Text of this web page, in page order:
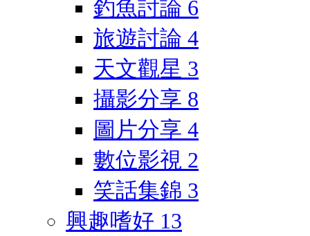
釣魚討論 6
旅遊討論 4
天文觀星 3
攝影分享 8
圖片分享 4
數位影視 2
笑話集錦 3
興趣嗜好 13